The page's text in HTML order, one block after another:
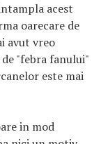
acest
oarecare de
avut vreo
"febra fanului"
este mai
in mod